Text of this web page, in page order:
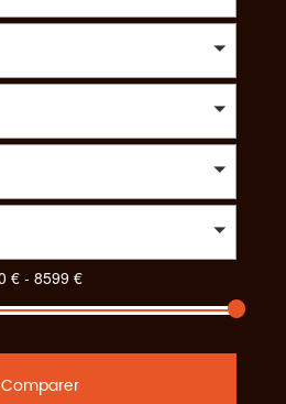
Comparer